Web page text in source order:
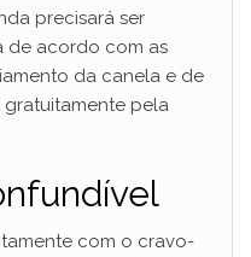
precisará ser
de acordo com as
da canela e de
gratuitamente pela
com o cravo-